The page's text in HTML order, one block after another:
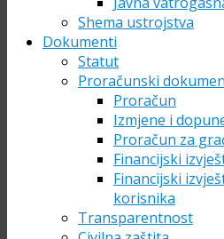
Shema ustrojstva
Dokumenti
Statut
Proračunski
Proračun
Izmjene i
Proračun za
Financijski
Financijski
korisnika
Transparentnost